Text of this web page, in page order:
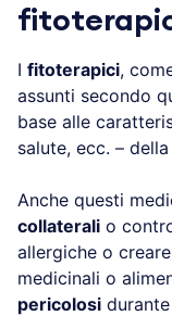
I fitoterapici,
assunti secondo
base alle
salute, ecc. –
Anche questi
collaterali o
allergiche o
medicinali o
pericolosi